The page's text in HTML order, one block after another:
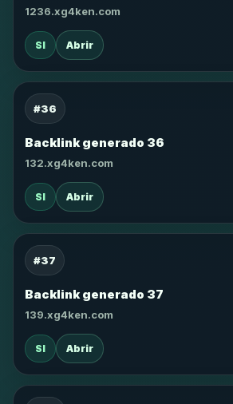
1236.xg4ken.com
SI Abrir
#36
Backlink generado 36
132.xg4ken.com
SI Abrir
#37
Backlink generado 37
139.xg4ken.com
SI Abrir